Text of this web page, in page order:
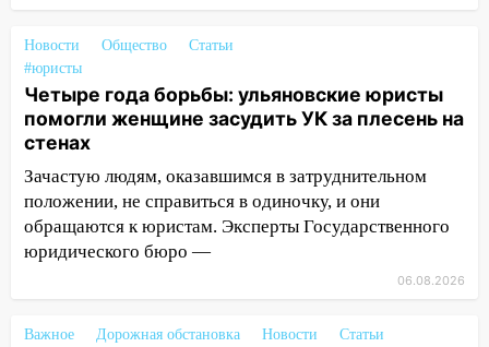
11:12
Соцсети: на Рябикова автомобиль
врезался в забор
10:27 Где есть бензин в Ульяновске
днем 6 августа: список АЗС
10:16 Внимание! В Ульяновской области
объявлена ракетная опасность
10:00 В Старомайнском районе утонул
51-летний мужчина
застрял в тепловозе
Новости Общество
Статьи
#юристы
Четыре года борьбы: ульяновские юристы
помогли женщине засудить УК за плесень на
стенах
Зачастую людям, оказавшимся в затруднительном
положении, не справиться в одиночку, и они
обращаются к юристам. Эксперты Государственного
юридического бюро —
06.08.2026
Важное Дорожная обстановка Новости
Статьи